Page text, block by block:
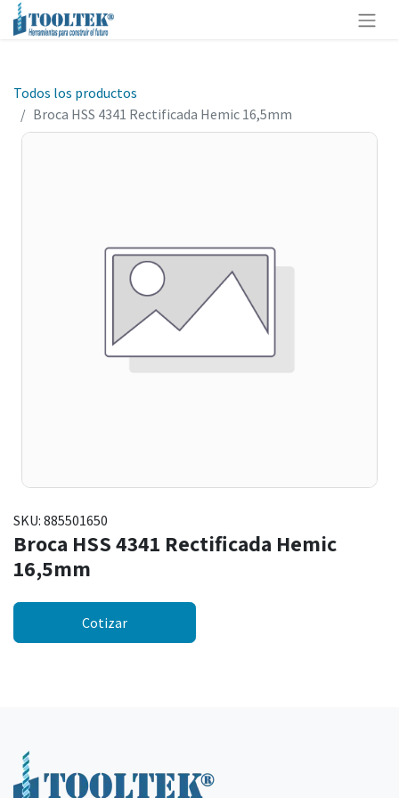
Todos los productos
Broca HSS 4341 Rectificada Hemic 16,5mm
SKU: 885501650
Broca HSS 4341 Rectificada Hemic
16,5mm
Cotizar